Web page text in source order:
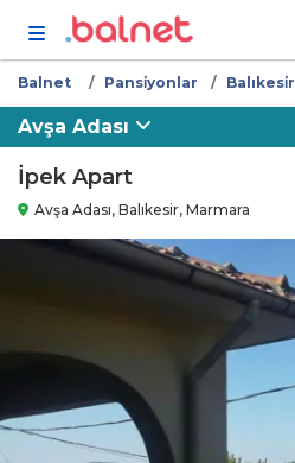
Balnet Pansi̇yonlar Balıkesi̇r
Avşa Adası
İpek Apart
Avşa Adası, Balıkesir, Marmara